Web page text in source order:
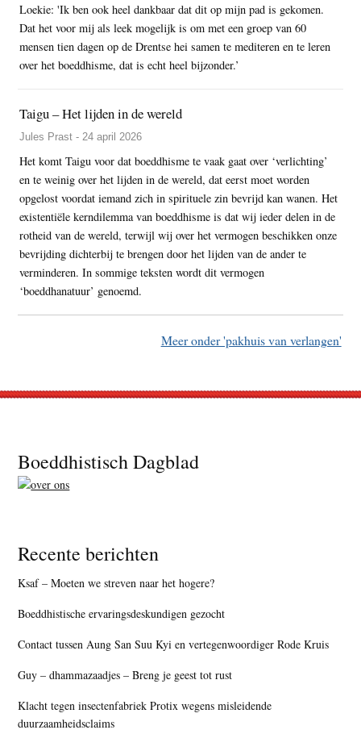
Loekie: 'Ik ben ook heel dankbaar dat dit op mijn pad is gekomen.
Dat het voor mij als leek mogelijk is om met een groep van 60
mensen tien dagen op de Drentse hei samen te mediteren en te leren
over het boeddhisme, dat is echt heel bijzonder.’
Taigu – Het lijden in de wereld
Jules Prast - 24 april 2026
Het komt Taigu voor dat boeddhisme te vaak gaat over ‘verlichting’
en te weinig over het lijden in de wereld, dat eerst moet worden
opgelost voordat iemand zich in spirituele zin bevrijd kan wanen. Het
existentiële kerndilemma van boeddhisme is dat wij ieder delen in de
rotheid van de wereld, terwijl wij over het vermogen beschikken onze
bevrijding dichterbij te brengen door het lijden van de ander te
verminderen. In sommige teksten wordt dit vermogen
‘boeddhanatuur’ genoemd.
Meer onder 'pakhuis van verlangen'
Footer
Boeddhistisch Dagblad
Recente berichten
Ksaf – Moeten we streven naar het hogere?
Boeddhistische ervaringsdeskundigen gezocht
Contact tussen Aung San Suu Kyi en vertegenwoordiger Rode Kruis
Guy – dhammazaadjes – Breng je geest tot rust
Klacht tegen insectenfabriek Protix wegens misleidende
duurzaamheidsclaims